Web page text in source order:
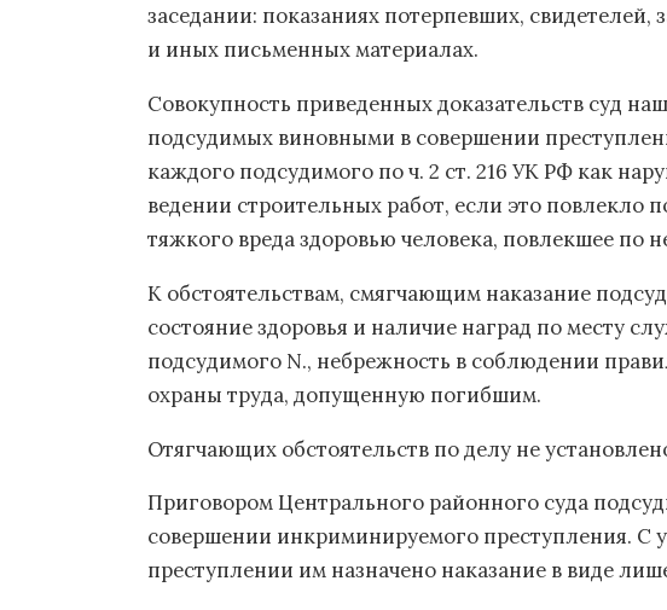
заседании: показаниях потерпевших, свидетелей,
и иных письменных материалах.
Совокупность приведенных доказательств суд
подсудимых виновными в совершении
каждого подсудимого по ч. 2 ст. 216 УК РФ как
ведении строительных работ, если это повлекло
тяжкого вреда здоровью человека, повлекшее по
К обстоятельствам, смягчающим наказание
состояние здоровья и наличие наград по месту
подсудимого N., небрежность в соблюдении
охраны труда, допущенную погибшим.
Отягчающих обстоятельств по делу не
Приговором Центрального районного суда
совершении инкриминируемого преступления. С
преступлении им назначено наказание в виде